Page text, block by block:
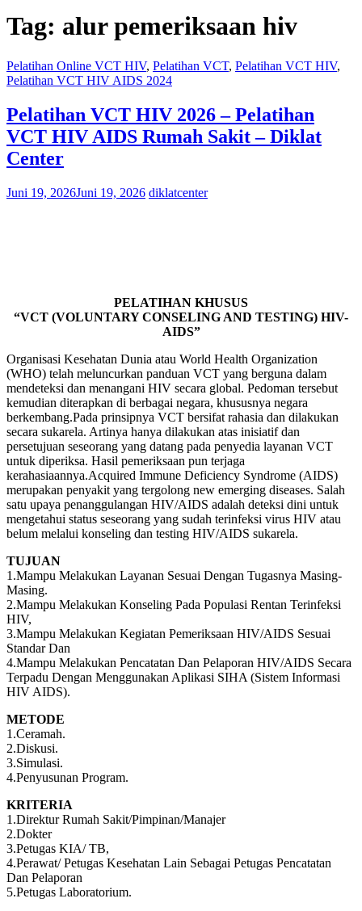
Tag: alur pemeriksaan hiv
Pelatihan Online VCT HIV, Pelatihan VCT, Pelatihan VCT HIV,
Pelatihan VCT HIV AIDS 2024
Pelatihan VCT HIV 2026 – Pelatihan
VCT HIV AIDS Rumah Sakit – Diklat
Center
Juni 19, 2026Juni 19, 2026 diklatcenter
PELATIHAN KHUSUS
“VCT (VOLUNTARY CONSELING AND TESTING) HIV-
AIDS”
Organisasi Kesehatan Dunia atau World Health Organization
(WHO) telah meluncurkan panduan VCT yang berguna dalam
mendeteksi dan menangani HIV secara global. Pedoman tersebut
kemudian diterapkan di berbagai negara, khususnya negara
berkembang.Pada prinsipnya VCT bersifat rahasia dan dilakukan
secara sukarela. Artinya hanya dilakukan atas inisiatif dan
persetujuan seseorang yang datang pada penyedia layanan VCT
untuk diperiksa. Hasil pemeriksaan pun terjaga
kerahasiaannya.Acquired Immune Deficiency Syndrome (AIDS)
merupakan penyakit yang tergolong new emerging diseases. Salah
satu upaya penanggulangan HIV/AIDS adalah deteksi dini untuk
mengetahui status seseorang yang sudah terinfeksi virus HIV atau
belum melalui konseling dan testing HIV/AIDS sukarela.
TUJUAN
1.Mampu Melakukan Layanan Sesuai Dengan Tugasnya Masing-
Masing.
2.Mampu Melakukan Konseling Pada Populasi Rentan Terinfeksi
HIV,
3.Mampu Melakukan Kegiatan Pemeriksaan HIV/AIDS Sesuai
Standar Dan
4.Mampu Melakukan Pencatatan Dan Pelaporan HIV/AIDS Secara
Terpadu Dengan Menggunakan Aplikasi SIHA (Sistem Informasi
HIV AIDS).
METODE
1.Ceramah.
2.Diskusi.
3.Simulasi.
4.Penyusunan Program.
KRITERIA
1.Direktur Rumah Sakit/Pimpinan/Manajer
2.Dokter
3.Petugas KIA/ TB,
4.Perawat/ Petugas Kesehatan Lain Sebagai Petugas Pencatatan
Dan Pelaporan
5.Petugas Laboratorium.